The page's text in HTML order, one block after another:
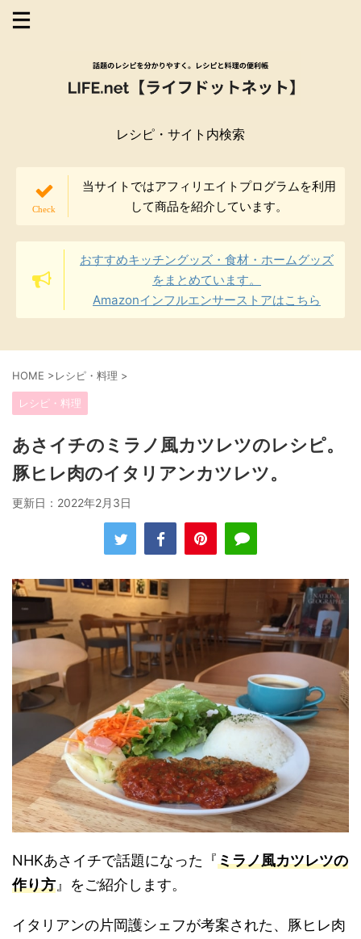
レシピ・サイト内検索
当サイトではアフィリエイトプログラムを利用
して商品を紹介しています。
おすすめキッチングッズ・食材・ホームグッズ
をまとめています。
Amazonインフルエンサーストアはこちら
HOME >レシピ・料理 >
レシピ・料理
あさイチのミラノ風カツレツのレシピ。
豚ヒレ肉のイタリアンカツレツ。
更新日： 2022年2月3日
NHKあさイチで話題になった『ミラノ風カツレツの
作り方 』をご紹介します。
イタリアンの片岡護シェフが考案された、豚ヒレ肉